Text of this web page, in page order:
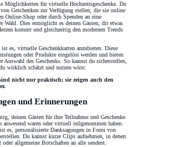
Möglichkeiten für virtuelle Hochzeitsgeschenke. Du
Geschenken zur Verfügung stellen, die sie online
Online-Shop oder durch Spenden an eine
Wahl. Dies ermöglicht es deinen Gästen, dir etwas
kommt und gleichzeitig den modernen Trends
es, virtuelle Geschenkkarten anzubieten. Diese
oder Produkte eingelöst werden und bieten
des Geschenks. So kannst du sicherstellen,
wirklich schätzt und nutzen wirst.
nicht nur praktisch; sie zeigen auch den
und Erinnerungen
deinen Gästen für ihre Teilnahme und Geschenke
waren oder virtuell teilgenommen haben.
es, personalisierte Danksagungen in Form von
Du kannst kurze Clips aufnehmen, in denen
allgemeine Botschaften an alle sendest.